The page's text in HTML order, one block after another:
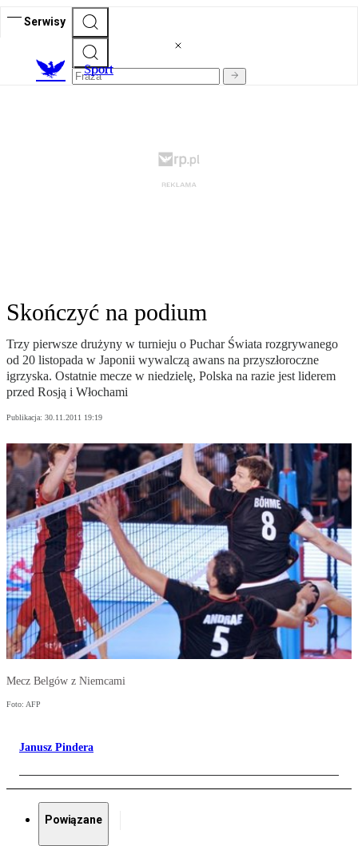
Serwisy
Sport
Skończyć na podium
Trzy pierwsze drużyny w turnieju o Puchar Świata rozgrywanego
od 20 listopada w Japonii wywalczą awans na przyszłoroczne
igrzyska. Ostatnie mecze w niedzielę, Polska na razie jest liderem
przed Rosją i Włochami
Publikacja: 30.11.2011 19:19
Mecz Belgów z Niemcami
Foto: AFP
Janusz Pindera
Powiązane